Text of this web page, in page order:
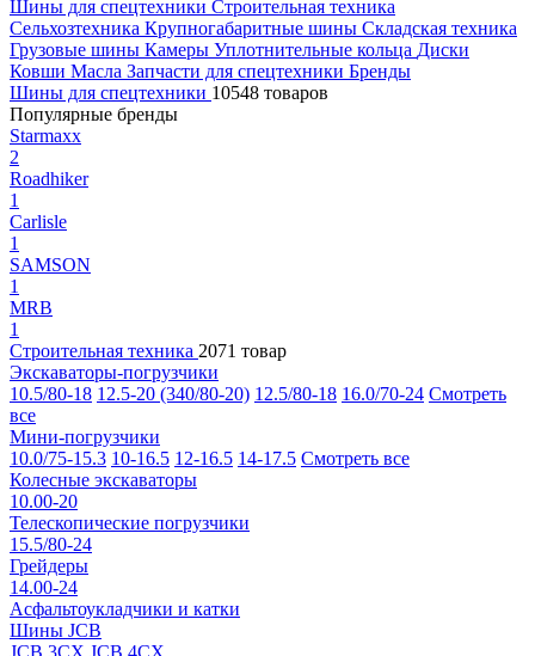
Шины для спецтехники Строительная техника
Сельхозтехника Крупногабаритные шины Складская техника
Грузовые шины Камеры Уплотнительные кольца Диски
Ковши Масла Запчасти для спецтехники Бренды
Шины для спецтехники 10548 товаров
Популярные бренды
Starmaxx
2
Roadhiker
1
Carlisle
1
SAMSON
1
MRB
1
Строительная техника 2071 товар
Экскаваторы-погрузчики
10.5/80-18 12.5-20 (340/80-20) 12.5/80-18 16.0/70-24 Смотреть
все
Мини-погрузчики
10.0/75-15.3 10-16.5 12-16.5 14-17.5 Смотреть все
Колесные экскаваторы
10.00-20
Телескопические погрузчики
15.5/80-24
Грейдеры
14.00-24
Асфальтоукладчики и катки
Шины JCB
JCB 3CX JCB 4CX